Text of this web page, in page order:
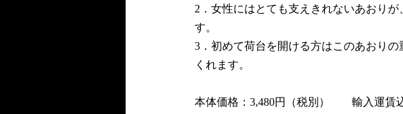
2．女性にはとても支えきれないあおり
す。
3．初めて荷台を開ける方はこのあおり
くれます。
本体価格：3,480円（税別）　　輸入運賃